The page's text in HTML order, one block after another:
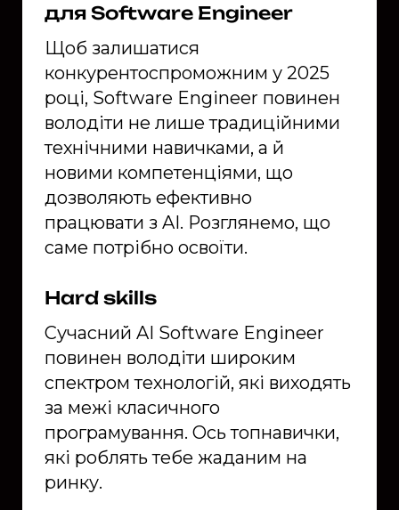
для Software Engineer
Щоб залишатися
конкурентоспроможним у 2025
році, Software Engineer повинен
володіти не лише традиційними
технічними навичками, а й
новими компетенціями, що
дозволяють ефективно
працювати з AI. Розглянемо, що
саме потрібно освоїти.
Hard skills
Сучасний AI Software Engineer
повинен володіти широким
спектром технологій, які виходять
за межі класичного
програмування. Ось топнавички,
які роблять тебе жаданим на
ринку.